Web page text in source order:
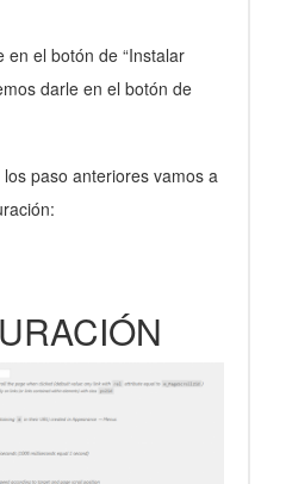
el botón de “Instalar
darle en el botón de
paso anteriores vamos a